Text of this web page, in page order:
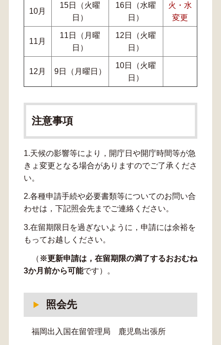
10月
15日（火曜
日）
16日（水曜
日）
火・水
変更
11月
11日（月曜
日）
12日（火曜
日）
12月 9日（月曜日）
10日（火曜
日）
注意事項
1.天候の影響等により，開庁日や開庁時間等が急
きょ変更となる場合がありますのでご了承くださ
い。
2.各種申請手続や必要書類等についてのお問い合
わせは，下記照会先までご連絡ください。
3.在留期限日を過ぎないように，申請には余裕を
もってお越しください。
（ ※更新申請は，在留期限の満了するおおむね
3か月前から可能です）。
照会先
福岡出入国在留管理局 鹿児島出張所